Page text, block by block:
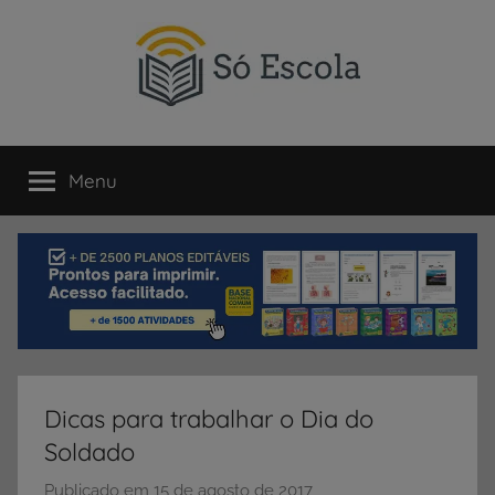
SÓ
ESCOLA
um
portal
direcionado
compartilhamento
dicas
Menu
Dicas para trabalhar o Dia do
Soldado
Publicado em 15 de agosto de 2017